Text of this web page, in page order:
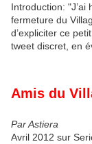
Introduction: "J’ai
fermeture du
d’expliciter ce
tweet discret, en
Amis du
Par Astiera
Avril 2012 sur